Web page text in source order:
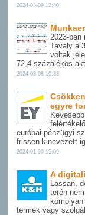
2024-03-09 12:40
2023-ban
Tavaly a
voltak
72,4 százalékos
2024-03-08 10:33
egyre
európai pénzügyi
frissen kinevezett
2024-01-30 15:09
A
Lassan,
terén
termék vagy